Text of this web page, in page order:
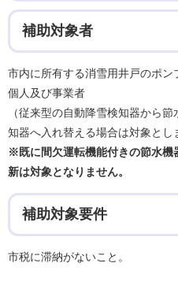
補助対象者
市内に所有する消雪用井戸のポ
個人及び事業者
（従来型の自動降雪検知器から
知器へ入れ替える場合は対象とし
※既に間欠運転機能付きの節水機
新は対象となりません。
補助対象要件
市税に滞納がないこと。